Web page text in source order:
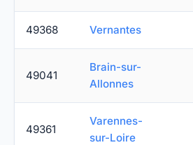
49368 Vernantes
49041
Brain-sur-
Allonnes
49361
Varennes-
sur-Loire